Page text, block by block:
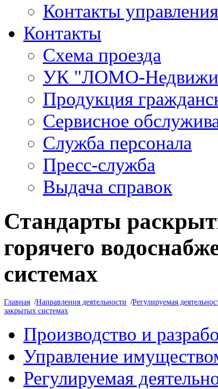
Контакты
Контакты
Схема проезда
УК "ЛОМО-
Продукция
Сервисное
Служба персонала
Пресс-служба
Выдача справок
Стандарты
горячего
системах
Главная /Направления деятельности /Регулируемая
закрытых системах
Производство и
Управление
Регулируемая